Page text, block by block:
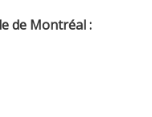
de Montréal :